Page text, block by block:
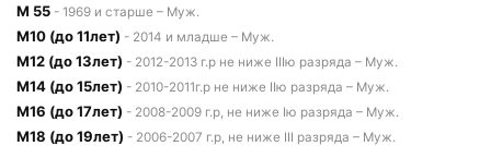
М 55 - 1969 и старше – Муж.
М10 (до 11лет) - 2014 и младше – Муж.
М12 (до 13лет) - 2012-2013 г.р не ниже IIIю разряда – Муж.
М14 (до 15лет) - 2010-2011г.р не ниже IIю разряда – Муж.
М16 (до 17лет) - 2008-2009 г.р, не ниже Iю разряда – Муж.
М18 (до 19лет) - 2006-2007 г.р, не ниже III разряда – Муж.